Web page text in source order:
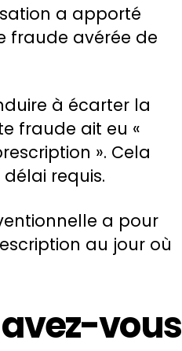
a apporté
fraude avérée de
à écarter la
fraude ait eu «
». Cela
requis.
a pour
au jour où
vous